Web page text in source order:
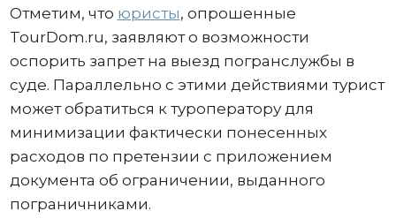
Отметим, что юристы, опрошенные
TourDom.ru, заявляют о возможности
оспорить запрет на выезд погранслужбы в
суде. Параллельно с этими действиями турист
может обратиться к туроператору для
минимизации фактически понесенных
расходов по претензии с приложением
документа об ограничении, выданного
пограничниками.